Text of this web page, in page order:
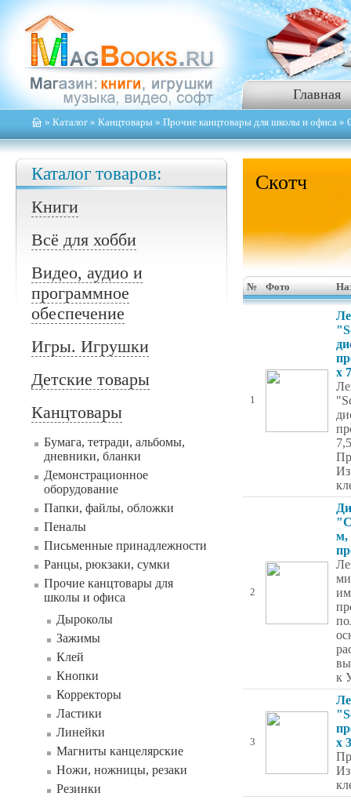
Главная
» Каталог » Канцтовары » Прочие канцтовары для школы и офиса »
Каталог товаров:
Книги
Всё для хобби
Видео, аудио и
программное
обеспечение
Игры. Игрушки
Детские товары
Канцтовары
Бумага, тетради, альбомы,
дневники, бланки
Демонстрационное
оборудование
Папки, файлы, обложки
Пеналы
Письменные принадлежности
Ранцы, рюкзаки, сумки
Прочие канцтовары для
школы и офиса
Дыроколы
Зажимы
Клей
Кнопки
Корректоры
Ластики
Линейки
Магниты канцелярские
Ножи, ножницы, резаки
Резинки
Скотч
№ Фото
1
х
2
м,
к
3
x